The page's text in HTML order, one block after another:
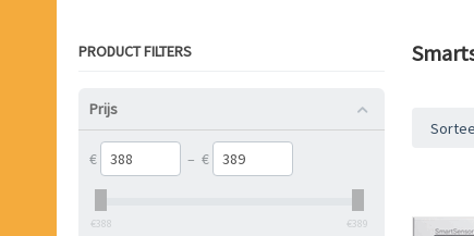
PRODUCT FILTERS
Prijs
€ – €
‎€388 ‎€389